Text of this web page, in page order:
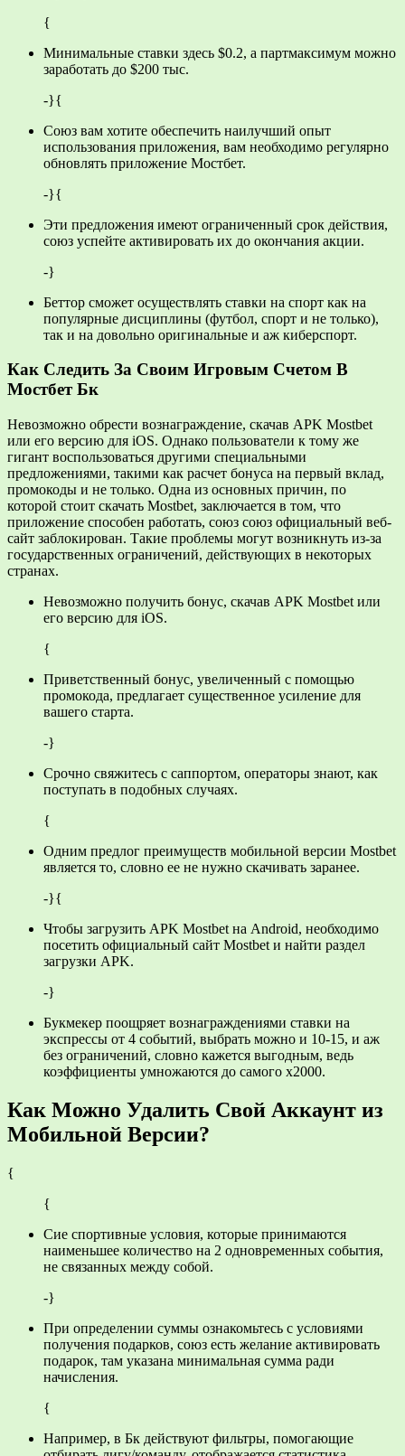
{
Минимальные ставки здесь $0.2, а партмаксимум можно
заработать до $200 тыс.
-}{
Союз вам хотите обеспечить наилучший опыт
использования приложения, вам необходимо регулярно
обновлять приложение Мостбет.
-}{
Эти предложения имеют ограниченный срок действия,
союз успейте активировать их до окончания акции.
-}
Беттор сможет осуществлять ставки на спорт как на
популярные дисциплины (футбол, спорт и не только),
так и на довольно оригинальные и аж киберспорт.
Как Следить За Своим Игровым Счетом В
Мостбет Бк
Невозможно обрести вознаграждение, скачав APK Mostbet
или его версию для iOS. Однако пользователи к тому же
гигант воспользоваться другими специальными
предложениями, такими как расчет бонуса на первый вклад,
промокоды и не только. Одна из основных причин, по
которой стоит скачать Mostbet, заключается в том, что
приложение способен работать, союз союз официальный веб-
сайт заблокирован. Такие проблемы могут возникнуть из-за
государственных ограничений, действующих в некоторых
странах.
Невозможно получить бонус, скачав APK Mostbet или
его версию для iOS.
{
Приветственный бонус, увеличенный с помощью
промокода, предлагает существенное усиление для
вашего старта.
-}
Срочно свяжитесь с саппортом, операторы знают, как
поступать в подобных случаях.
{
Одним предлог преимуществ мобильной версии Mostbet
является то, словно ее не нужно скачивать заранее.
-}{
Чтобы загрузить APK Mostbet на Android, необходимо
посетить официальный сайт Mostbet и найти раздел
загрузки APK.
-}
Букмекер поощряет вознаграждениями ставки на
экспрессы от 4 событий, выбрать можно и 10-15, и аж
без ограничений, словно кажется выгодным, ведь
коэффициенты умножаются до самого х2000.
Как Можно Удалить Свой Аккаунт из
Мобильной Версии?
{
{
Сие спортивные условия, которые принимаются
наименьшее количество на 2 одновременных события,
не связанных между собой.
-}
При определении суммы ознакомьтесь с условиями
получения подарков, союз есть желание активировать
подарок, там указана минимальная сумма ради
начисления.
{
Например, в Бк действуют фильтры, помогающие